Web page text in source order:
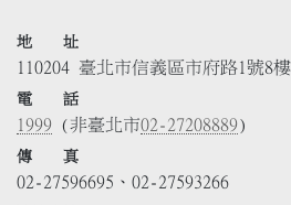
地 址
110204 臺北市信義區市府路1號8
電 話
1999 (非臺北市02-27208889)
傳 真
02-27596695、02-27593266